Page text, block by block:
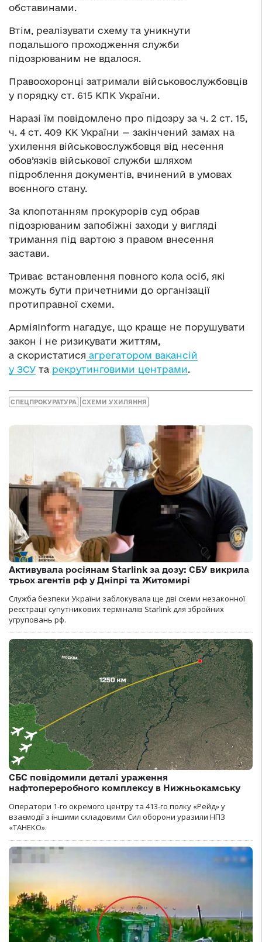
обставинами.
Втім, реалізувати схему та уникнути
подальшого проходження служби
підозрюваним не вдалося.
Правоохоронці затримали військовослужбовців
у порядку ст. 615 КПК України.
Наразі їм повідомлено про підозру за ч. 2 ст. 15,
ч. 4 ст. 409 КК України — закінчений замах на
ухилення військовослужбовця від несення
обов’язків військової служби шляхом
підроблення документів, вчинений в умовах
воєнного стану.
За клопотанням прокурорів суд обрав
підозрюваним запобіжні заходи у вигляді
тримання під вартою з правом внесення
застави.
Триває встановлення повного кола осіб, які
можуть бути причетними до організації
протиправної схеми.
АрміяInform нагадує, що краще не порушувати
закон і не ризикувати життям,
а скористатися агрегатором вакансій
у ЗСУ та рекрутинговими центрами.
СПЕЦПРОКУРАТУРА СХЕМИ УХИЛЯННЯ
Активувала росіянам Starlink за дозу: СБУ викрила
трьох агентів рф у Дніпрі та Житомирі
Служба безпеки України заблокувала ще дві схеми незаконної
реєстрації супутникових терміналів Starlink для збройних
угруповань рф.
СБС повідомили деталі ураження
нафтопереробного комплексу в Нижньокамську
Оператори 1-го окремого центру та 413-го полку «Рейд» у
взаємодії з іншими складовими Сил оборони уразили НПЗ
«ТАНЕКО».